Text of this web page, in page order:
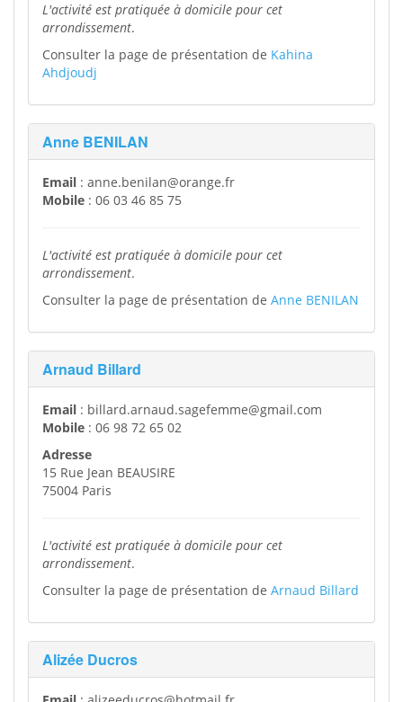
L'activité est pratiquée à domicile pour cet
arrondissement.
Consulter la page de présentation de Kahina
Ahdjoudj
Anne BENILAN
Email : anne.benilan@orange.fr
Mobile : 06 03 46 85 75
L'activité est pratiquée à domicile pour cet
arrondissement.
Consulter la page de présentation de Anne BENILAN
Arnaud Billard
Email : billard.arnaud.sagefemme@gmail.com
Mobile : 06 98 72 65 02
Adresse
15 Rue Jean BEAUSIRE
75004 Paris
L'activité est pratiquée à domicile pour cet
arrondissement.
Consulter la page de présentation de Arnaud Billard
Alizée Ducros